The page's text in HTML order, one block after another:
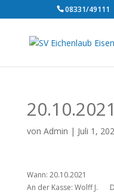
08331/49111
20.10.2021
von Admin | Juli 1,
Wann: 20.10.2021
An der Kasse: Wolff J.